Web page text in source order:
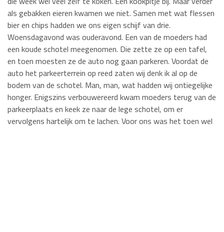
als gebakken eieren kwamen we niet. Samen met wat flessen
bier en chips hadden we ons eigen schijf van drie.
Woensdagavond was ouderavond. Een van de moeders had
een koude schotel meegenomen. Die zette ze op een tafel,
en toen moesten ze de auto nog gaan parkeren. Voordat de
auto het parkeerterrein op reed zaten wij denk ik al op de
bodem van de schotel. Man, man, wat hadden wij ontiegelijke
honger. Enigszins verbouwereerd kwam moeders terug van de
parkeerplaats en keek ze naar de lege schotel, om er
vervolgens hartelijk om te lachen. Voor ons was het toen wel